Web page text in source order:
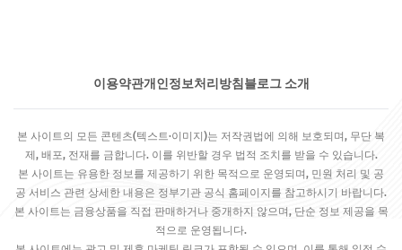
이용약관개인정보처리방침 블로그 소개
본 사이트의 모든 콘텐츠(텍스트·이미지)는 저작권법에 의해 보호되며, 무단 복
제, 배포, 전재를 금합니다. 이를 위반할 경우 법적 조치를 받을 수 있습니다.
본 사이트는 유용한 정보를 제공하기 위한 목적으로 운영되며, 민원 처리 및 공
공 서비스 관련 상세한 내용은 정부기관 공식 홈페이지를 참고하시기 바랍니다.
본 사이트는 금융상품을 직접 판매하거나 중개하지 않으며, 단순 정보 제공을 목
적으로 운영됩니다.